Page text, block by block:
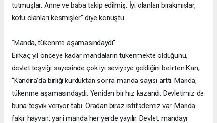
tutmuşlar. Anne ve baba takip edilmiş. İyi olanları bırakmışlar,
kötü olanları kesmişler” diye konuştu.
“Manda, tükenme aşamasındaydı”
Birkaç yıl önceye kadar mandaların tükenmekte olduğunu,
devlet teşviği sayesinde çok iyi seviyeye geldiğini belirten Kan,
“Kandıra’da birliği kurduktan sonra manda sayısı arttı. Manda,
tükenme aşamasındaydı. Yeniden bir hız kazandı. Devletimiz de
buna teşvik veriyor tabi. Oradan biraz istifademiz var. Manda
fakir hayvan, yani manda her yerde yayılır. Devlet, mandayı